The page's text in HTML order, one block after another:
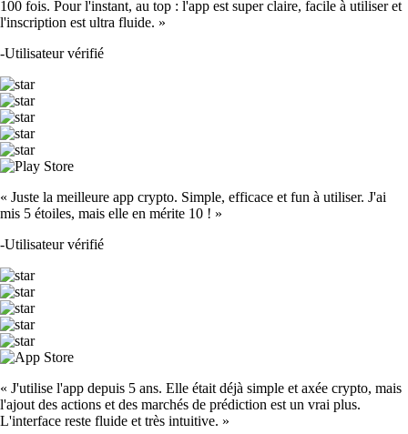
100 fois. Pour l'instant, au top : l'app est super claire, facile à utiliser et
l'inscription est ultra fluide. »
-Utilisateur vérifié
« Juste la meilleure app crypto. Simple, efficace et fun à utiliser. J'ai
mis 5 étoiles, mais elle en mérite 10 ! »
-Utilisateur vérifié
« J'utilise l'app depuis 5 ans. Elle était déjà simple et axée crypto, mais
l'ajout des actions et des marchés de prédiction est un vrai plus.
L'interface reste fluide et très intuitive. »